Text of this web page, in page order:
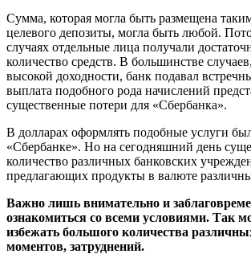
Сумма, которая могла быть размещена
целевого депозиты, могла быть любой.
случаях отдельные лица получали
количество средств. В большинстве
высокой доходности, банк подавал
выплата подобного рода начислений
существенные потери для «Сбербанка».
В долларах оформлять подобные услуги
«Сбербанке». Но на сегодняшний день
количество различных банковских
предлагающих продукты в валюте
Важно лишь внимательно и
ознакомиться со всеми условиями. Так
избежать большого количества
моментов, затруднений.